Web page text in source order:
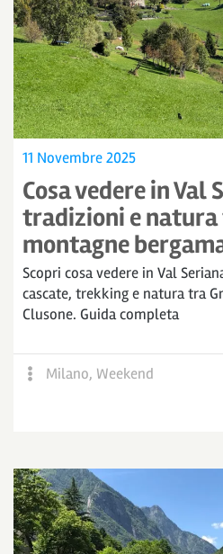
11 Novembre 2025
Cosa vedere in Val
tradizioni e
montagne
Scopri cosa vedere in Val
cascate, trekking e natura tra
Clusone. Guida completa
Milano, Weekend